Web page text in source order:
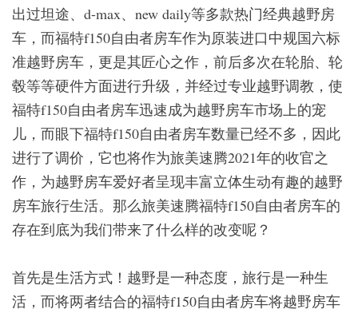
出过坦途、d-max、new daily等多款热门经典越野房
车，而福特f150自由者房车作为原装进口中规国六标
准越野房车，更是其匠心之作，前后多次在轮胎、轮
毂等等硬件方面进行升级，并经过专业越野调教，使
福特f150自由者房车迅速成为越野房车市场上的宠
儿，而眼下福特f150自由者房车数量已经不多，因此
进行了调价，它也将作为旅美速腾2021年的收官之
作，为越野房车爱好者呈现丰富立体生动有趣的越野
房车旅行生活。那么旅美速腾福特f150自由者房车的
存在到底为我们带来了什么样的改变呢？
首先是生活方式！越野是一种态度，旅行是一种生
活，而将两者结合的福特f150自由者房车将越野房车